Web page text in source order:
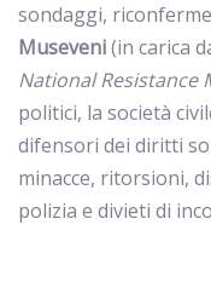
sondaggi,
Museveni(in carica
National Resistance
politici, la società
difensori dei diritti
minacce, ritorsioni,
polizia e divieti di